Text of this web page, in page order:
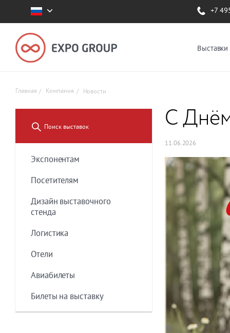
+7
Главная Компания Новости
Экспонентам
Посетителям
Дизайн выставочного
стенда
Логистика
Отели
Авиабилеты
Билеты на выставку
С
11.06.2026